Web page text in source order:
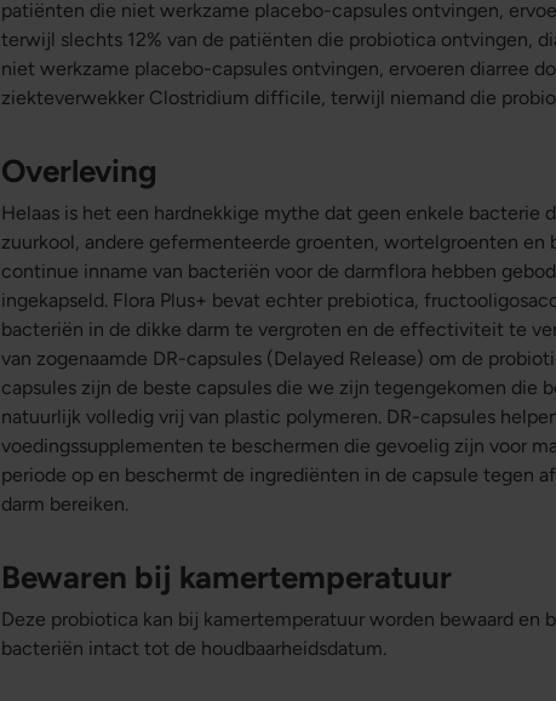
patiënten die niet werkzame placebo-capsules ontvingen,
terwijl slechts 12% van de patiënten die probiotica ontvingen,
niet werkzame placebo-capsules ontvingen, ervoeren diarree
ziekteverwekker Clostridium difficile, terwijl niemand die
Overleving
Helaas is het een hardnekkige mythe dat geen enkele bacterie
zuurkool, andere gefermenteerde groenten, wortelgroenten en
continue inname van bacteriën voor de darmflora hebben
ingekapseld. Flora Plus+ bevat echter prebiotica,
bacteriën in de dikke darm te vergroten en de effectiviteit te
van zogenaamde DR-capsules (Delayed Release) om de
capsules zijn de beste capsules die we zijn tegengekomen die
natuurlijk volledig vrij van plastic polymeren. DR-capsules
voedingssupplementen te beschermen die gevoelig zijn voor
periode op en beschermt de ingrediënten in de capsule tegen
darm bereiken.
Bewaren bij kamertemperatuur
Deze probiotica kan bij kamertemperatuur worden bewaard en
bacteriën intact tot de houdbaarheidsdatum.